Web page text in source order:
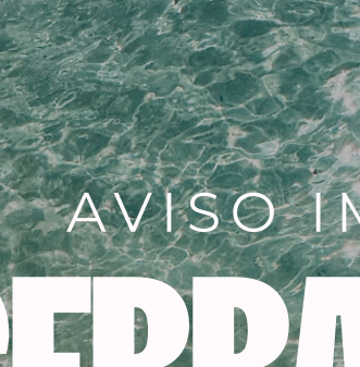
Producto reservado para profesionales
PRECAUCIONES DE USO
Sólo para uso professional. Evitar todo
de uso. Mantener fuera del alcance de los
inmediatamente y abundantemente con
piel, lavar con abundante agua. Utilizar
producto en uñas estropeadas o